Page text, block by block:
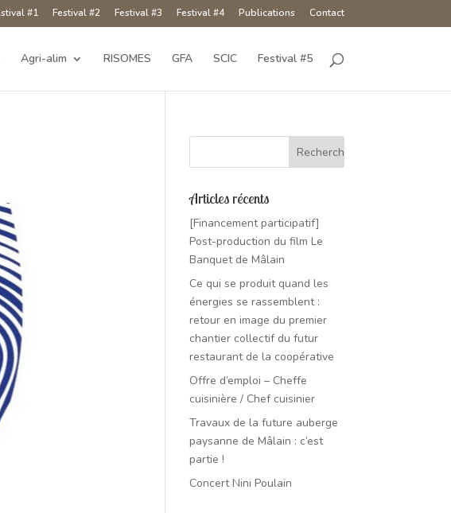
#1 Festival #2 Festival #3 Festival #4 Publications Contact
Agri-alim RISOMES GFA SCIC Festival #5
Articles récents
[Financement participatif]
Post-production du film Le
Banquet de Mâlain
Ce qui se produit quand les
énergies se rassemblent :
retour en image du premier
chantier collectif du futur
restaurant de la coopérative
Offre d’emploi – Cheffe
cuisinière / Chef cuisinier
Travaux de la future auberge
paysanne de Mâlain : c’est
partie !
Concert Nini Poulain